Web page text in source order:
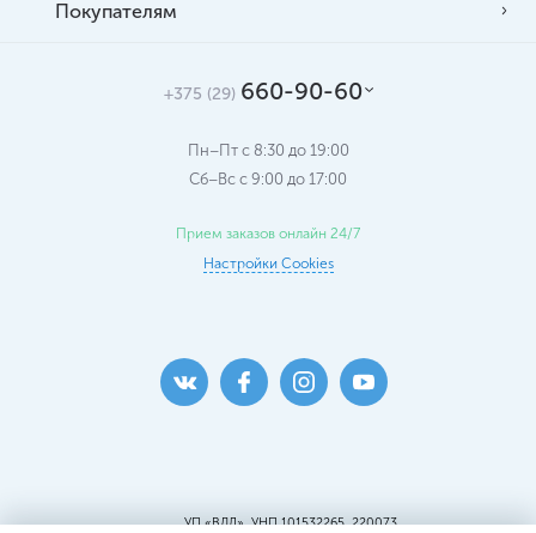
Покупателям
+375 (29) 660-90-60
Пн–Пт с 8:30 до 19:00
Сб–Вс c 9:00 до 17:00
Прием заказов онлайн 24/7
Настройки Cookies
УП «ВДЛ», УНП 101532265, 220073